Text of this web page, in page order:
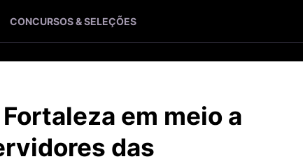
CONCURSOS & SELEÇÕES
em meio a
das